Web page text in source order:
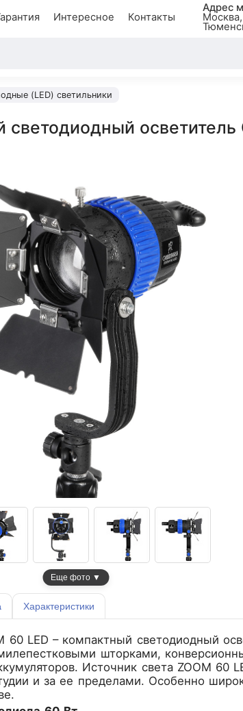
Интересное Контакты
Адрес
(LED) светильники
светодиодный осветитель
Еще фото ▼
Характеристики
60 LED – компактный светодиодный
шторками,
Источник света ZOOM 60
и за ее пределами. Особенно